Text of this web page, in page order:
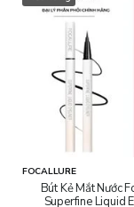
giữ cho đường kẻ
suốt ngày dài.
FOCALLURE
Bút Kẻ Mắt Nước
Superfine Liquid